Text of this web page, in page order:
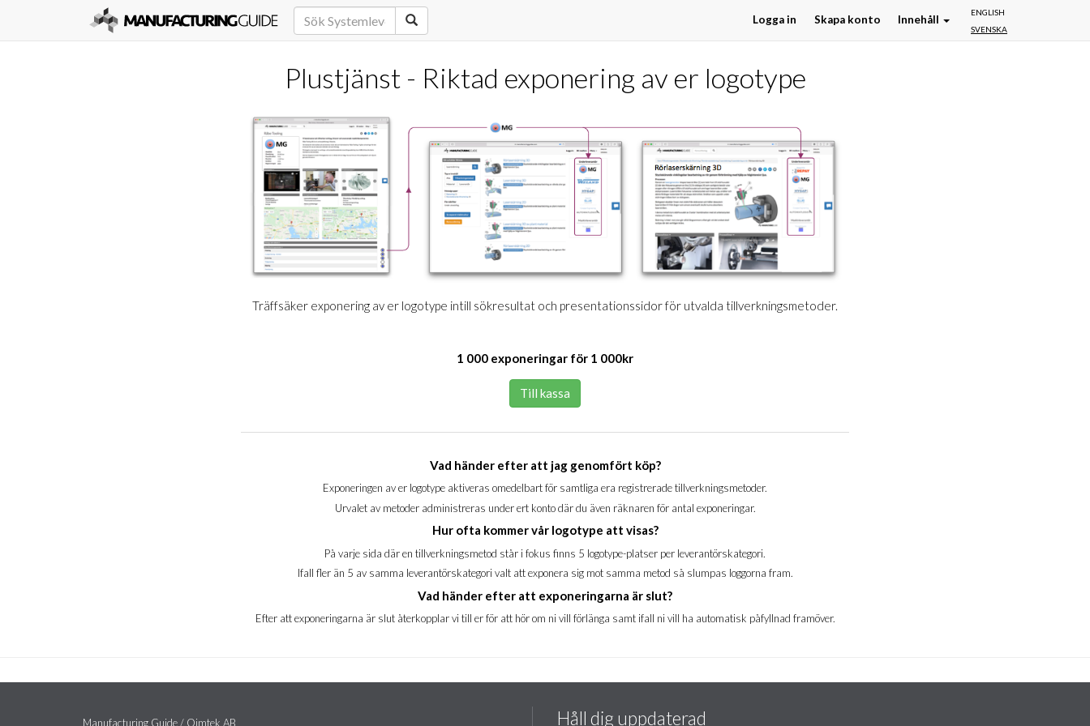
ENGLISH
SVENSKA
Logga in Skapa konto Innehåll
Plustjänst - Riktad exponering av er logotype
Träffsäker exponering av er logotype intill sökresultat och presentationssidor för utvalda tillverkningsmetoder.
1 000 exponeringar för 1 000kr
Till kassa
Vad händer efter att jag genomfört köp?
Exponeringen av er logotype aktiveras omedelbart för samtliga era registrerade tillverkningsmetoder.
Urvalet av metoder administreras under ert konto där du även räknaren för antal exponeringar.
Hur ofta kommer vår logotype att visas?
På varje sida där en tillverkningsmetod står i fokus finns 5 logotype-platser per leverantörskategori.
Ifall fler än 5 av samma leverantörskategori valt att exponera sig mot samma metod så slumpas loggorna fram.
Vad händer efter att exponeringarna är slut?
Efter att exponeringarna är slut återkopplar vi till er för att hör om ni vill förlänga samt ifall ni vill ha automatisk påfyllnad framöver.
Manufacturing Guide / Qimtek AB Håll dig uppdaterad